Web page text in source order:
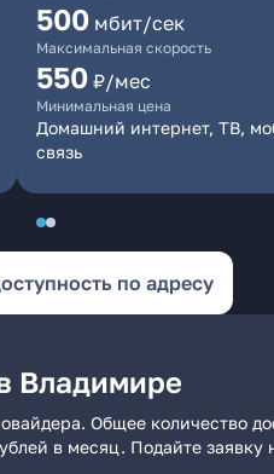
500 мбит/сек
Максимальная скорость
550 ₽/мес
Минимальная цена
Домашний интернет, ТВ,
связь
по адресу
Владимире
Общее количество
в месяц. Подайте